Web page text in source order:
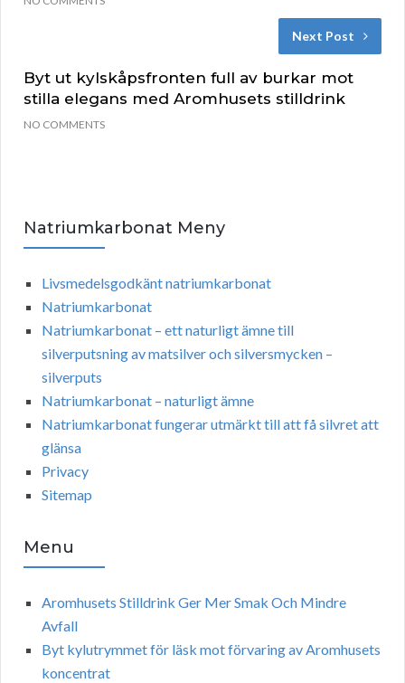
Next Post
Byt ut kylskåpsfronten full av burkar mot
stilla elegans med Aromhusets stilldrink
NO COMMENTS
Natriumkarbonat Meny
Livsmedelsgodkänt natriumkarbonat
Natriumkarbonat
Natriumkarbonat – ett naturligt ämne till
silverputsning av matsilver och silversmycken –
silverputs
Natriumkarbonat – naturligt ämne
Natriumkarbonat fungerar utmärkt till att få silvret att
glänsa
Privacy
Sitemap
Menu
Aromhusets Stilldrink Ger Mer Smak Och Mindre
Avfall
Byt kylutrymmet för läsk mot förvaring av Aromhusets
koncentrat